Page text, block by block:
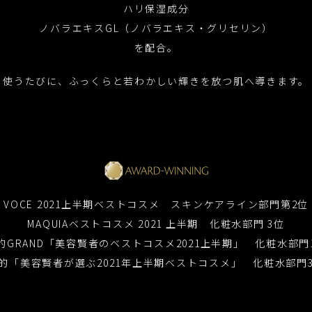
ハリ保湿成分
ノバラエキスGL（ノバラエキス・グリセリン）
を配合。
使うたびに、ふっくらと若わかしい輝きを放つ肌へ導きます。
VOCE 2021上半期ベストコスメ スキンケアライン部門第2位
MAQUIAベストコスメ 2021 上半期 化粧水部門 3位
GRAND「美容賢者のベストコスメ2021上半期」化粧水部門
「美容賢者が選ぶ2021年上半期ベストコスメ」化粧水部門